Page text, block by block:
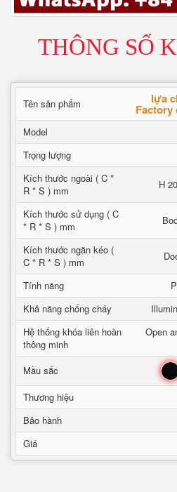
THÔNG SỐ
Tên sản phẩm lựa
Factory
Model
Trọng lượng
Kích thước ngoài ( C *
R * S ) mm
H
Kích thước sử dụng ( C
* R * S ) mm
Kích thước ngăn kéo (
C * R * S ) mm
Tính năng
Khả năng chống cháy
Hệ thống khóa liên hoàn
thông minh
Open
Mầu sắc
Thương hiệu
Bảo hành
Giá